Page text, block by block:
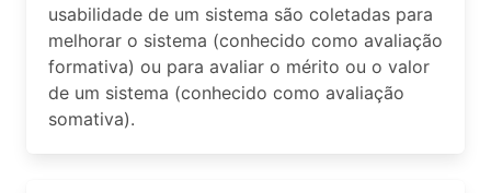
usabilidade de um sistema são coletadas para
melhorar o sistema (conhecido como avaliação
formativa) ou para avaliar o mérito ou o valor
de um sistema (conhecido como avaliação
somativa).